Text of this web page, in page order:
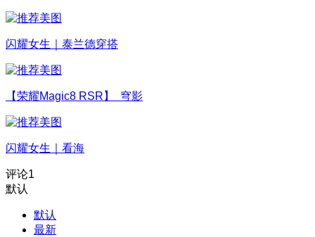
闪耀女生｜泰兰德穿搭
【荣耀Magic8 RSR】 穹影
闪耀女生｜看海
评论1
默认
默认
最新